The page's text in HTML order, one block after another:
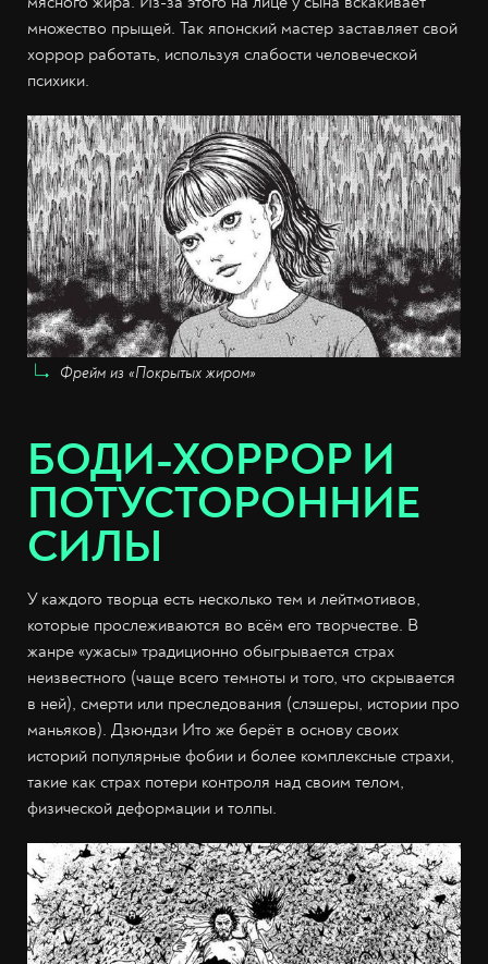
множество прыщей. Так японский мастер заставляет свой
хоррор работать, используя слабости человеческой
психики.
Фрейм из «Покрытых жиром»
БОДИ-ХОРРОР И
ПОТУСТОРОННИЕ
СИЛЫ
У каждого творца есть несколько тем и лейтмотивов,
которые прослеживаются во всём его творчестве. В
жанре «ужасы» традиционно обыгрывается страх
неизвестного (чаще всего темноты и того, что скрывается
в ней), смерти или преследования (слэшеры, истории про
маньяков). Дзюндзи Ито же берёт в основу своих
историй популярные фобии и более комплексные страхи,
такие как страх потери контроля над своим телом,
физической деформации и толпы.